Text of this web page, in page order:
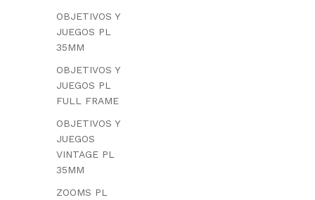
OBJETIVOS Y
JUEGOS PL
35MM
OBJETIVOS Y
JUEGOS PL
FULL FRAME
OBJETIVOS Y
JUEGOS
VINTAGE PL
35MM
ZOOMS PL